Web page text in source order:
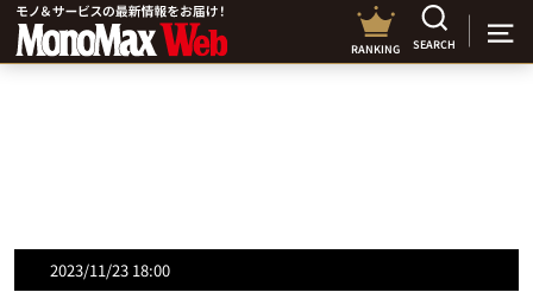
RANKING SEARCH
2023/11/23 18:00